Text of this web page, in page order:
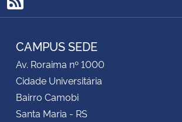
RSS
CAMPUS SEDE
Av. Roraima nº 1000
Cidade Universitária
Bairro Camobi
Santa Maria - RS